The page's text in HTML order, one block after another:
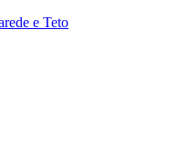
e Teto